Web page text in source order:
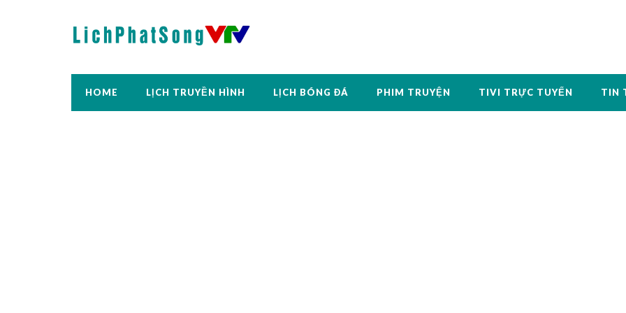
HOME LỊCH TRUYỀN HÌNH LỊCH BÓNG ĐÁ PHIM TRUYỆN TIVI TRỰC TUYẾN TIN